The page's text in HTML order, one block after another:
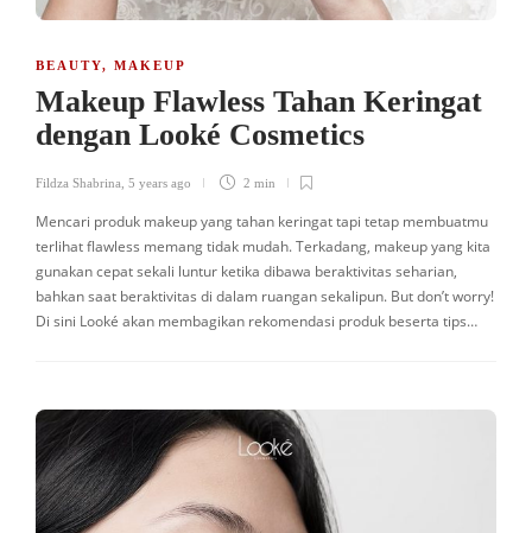
BEAUTY, MAKEUP
Makeup Flawless Tahan Keringat
dengan Looké Cosmetics
Fildza Shabrina 5 years ago 2 min
Mencari produk makeup yang tahan keringat tapi tetap membuatmu
terlihat flawless memang tidak mudah. Terkadang, makeup yang kita
gunakan cepat sekali luntur ketika dibawa beraktivitas seharian,
bahkan saat beraktivitas di dalam ruangan sekalipun. But don’t worry!
Di sini Looké akan membagikan rekomendasi produk beserta tips…